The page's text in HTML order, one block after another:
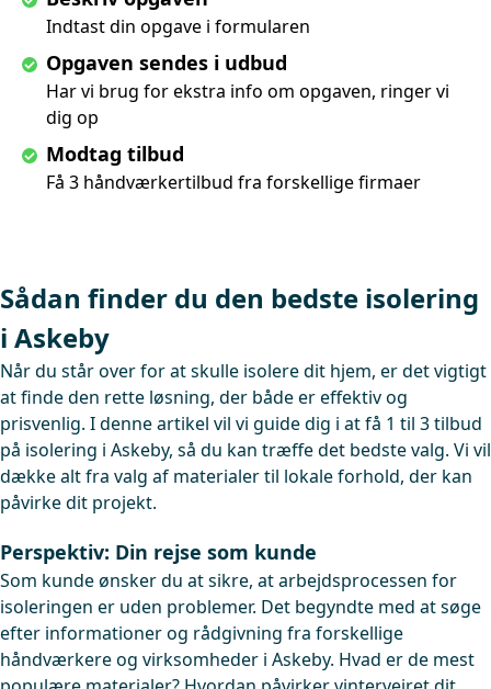
Indtast din opgave i formularen
Opgaven sendes i udbud
Har vi brug for ekstra info om opgaven, ringer vi
dig op
Modtag tilbud
Få 3 håndværkertilbud fra forskellige firmaer
Sådan finder du den bedste isolering
i Askeby
Når du står over for at skulle isolere dit hjem, er det vigtigt
at finde den rette løsning, der både er effektiv og
prisvenlig. I denne artikel vil vi guide dig i at få 1 til 3 tilbud
på isolering i Askeby, så du kan træffe det bedste valg. Vi vil
dække alt fra valg af materialer til lokale forhold, der kan
påvirke dit projekt.
Perspektiv: Din rejse som kunde
Som kunde ønsker du at sikre, at arbejdsprocessen for
isoleringen er uden problemer. Det begyndte med at søge
efter informationer og rådgivning fra forskellige
håndværkere og virksomheder i Askeby. Hvad er de mest